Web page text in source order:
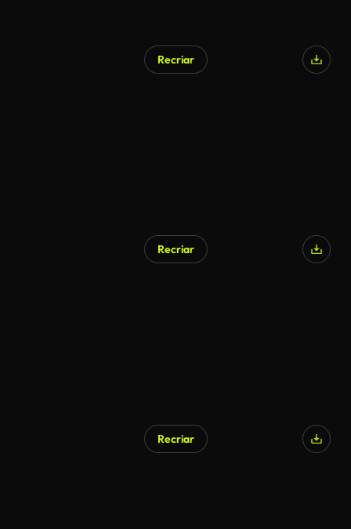
Recriar
Recriar
Recriar